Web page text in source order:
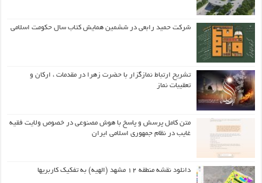
شرکت حمید رابعی در ششمین همایش کتاب سال حکومت اسلامی
تشریح ارتباط نمازگزار با حضرت زهرا در مقدمات ، ارکان و
تعقیبات نماز
متن کامل پرسش و پاسخ با هوش مصنوعی در خصوص ولایت فقیه
غایب در نظام جمهوری اسلامی ایران
دانلود نقشه منطقه ۱۲ مشهد (الهیه) به تفکیک کاربریها